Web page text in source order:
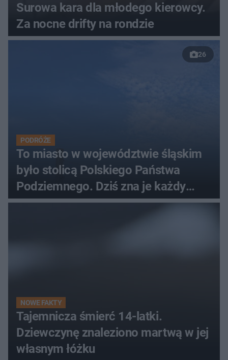
Surowa kara dla młodego kierowcy.
Za nocne drifty na rondzie
26
PODRÓŻE
To miasto w województwie śląskim
było stolicą Polskiego Państwa
Podziemnego. Dziś zna je każdy
pielgrzym
NOWE FAKTY
Tajemnicza śmierć 14-latki.
Dziewczynę znaleziono martwą w jej
własnym łóżku